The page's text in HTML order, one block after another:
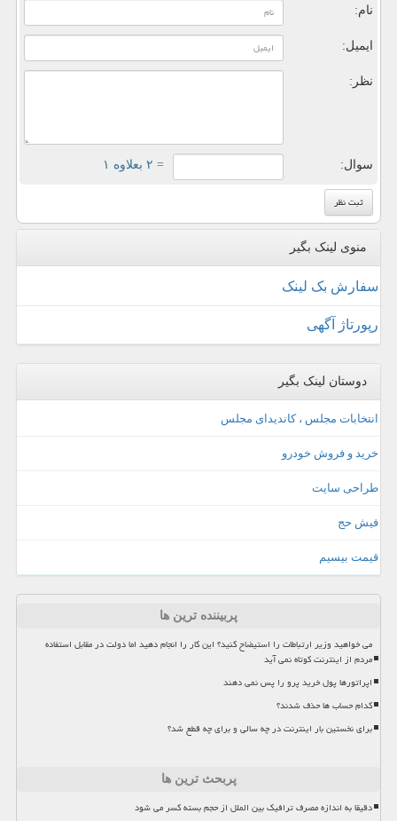
نام:
ایمیل:
نظر:
سوال: = ۲ بعلاوه ۱
منوی لینک بگیر
سفارش بک لینک
رپورتاژ آگهی
دوستان لینک بگیر
انتخابات مجلس ، کاندیدای مجلس
خرید و فروش خودرو
طراحی سایت
فیش حج
قیمت بیسیم
پربیننده ترین ها
می خواهید وزیر ارتباطات را استیضاح کنید؟ این کار را انجام دهید اما دولت در مقابل استفاده
مردم از اینترنت کوتاه نمی آید
اپراتورها پول خرید پرو را پس نمی دهند
کدام حساب ها حذف شدند؟
برای نخستین بار اینترنت در چه سالی و برای چه قطع شد؟
پربحث ترین ها
دقیقا به اندازه مصرف ترافیک بین الملل از حجم بسته کسر می شود